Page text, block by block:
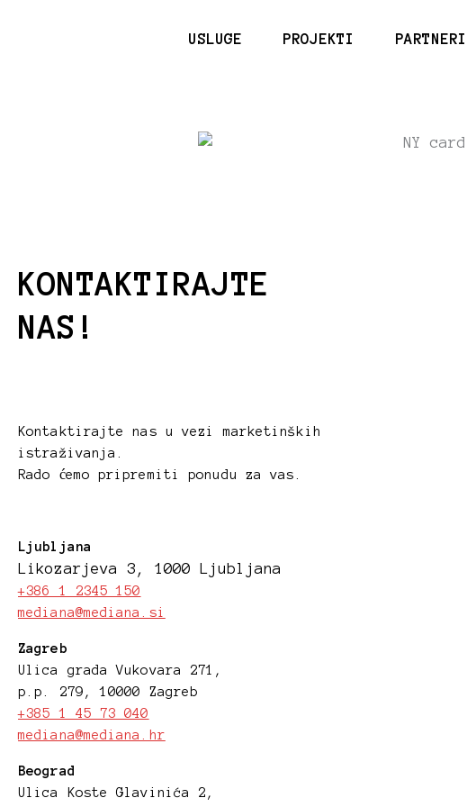
USLUGE PROJEKTI PARTNERI
KONTAKTIRAJTE
NAS!
Kontaktirajte nas u vezi marketinških
istraživanja.
Rado ćemo pripremiti ponudu za vas.
Ljubljana
Likozarjeva 3, 1000 Ljubljana
+386 1 2345 150
mediana@mediana.si
Zagreb
Ulica grada Vukovara 271,
p.p. 279, 10000 Zagreb
+385 1 45 73 040
mediana@mediana.hr
Beograd
Ulica Koste Glavinića 2,